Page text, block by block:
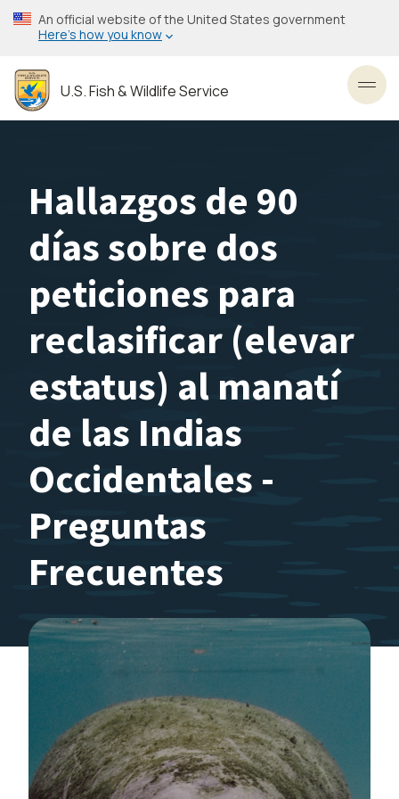
Skip
to
content
An official website of the United States government
Here’s how you know
U.S. Fish & Wildlife Service
Hallazgos de 90
días sobre dos
peticiones para
reclasificar (elevar
estatus) al manatí
de las Indias
Occidentales -
Preguntas
Frecuentes